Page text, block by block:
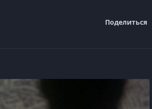
Поделиться